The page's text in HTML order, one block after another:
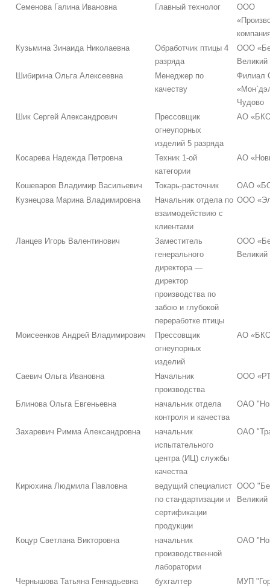
Семенова Галина Ивановна Главный технолог
ООО
Кузьмина Зинаида Николаевна
Обработчик птицы 4
разряда
ООО
Великий
Шибирина Ольга Алексеевна
Менеджер по
качеству
Филиал
Чудово
Шик Сергей Александрович
Прессовщик
огнеупорных
изделий 5 разряда
АО
Косарева Надежда Петровна
Техник 1-ой
категории
АО
Кошеваров Владимир Васильевич Токарь-расточник
ОАО
Кузнецова Марина Владимировна
Начальник отдела по
взаимодействию с
клиентами
ООО
Ланцев Игорь Валентинович
Заместитель
генерального
директора —
директор
производства по
забою и глубокой
переработке птицы
ООО
Великий
Моисеенков Андрей Владимирович
Прессовщик
огнеупорных
изделий
АО
Саевич Ольга Ивановна
Начальник
производства
ООО
Блинова Ольга Евгеньевна
начальник отдела
контроля и качества
ОАО
Захаревич Римма Александровна
начальник
испытательного
центра (ИЦ) службы
качества
ОАО
Кирюхина Людмила Павловна
ведущий специалист
по стандартизации и
сертификации
продукции
ООО
Коцур Светлана Викторовна
начальник
производственной
лаборатории
ОАО
Чернышова Татьяна Геннадьевна бухгалтер
МУП